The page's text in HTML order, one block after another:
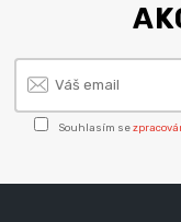
Souhlasím se